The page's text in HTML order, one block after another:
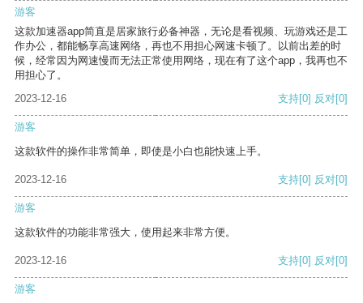
游客
这款加速器app简直是居家旅行必备神器，无论是看视频、玩游戏还是工
作办公，都能畅享高速网络，再也不用担心网速卡顿了。以前出差的时
候，经常因为网速慢而无法正常使用网络，现在有了这个app，我再也不
用担心了。
2023-12-16
支持[0] 反对[0]
游客
这款软件的操作非常简单，即使是小白也能快速上手。
2023-12-16 支持[0] 反对[0]
游客
这款软件的功能非常强大，使用起来非常方便。
2023-12-16 支持[0] 反对[0]
游客